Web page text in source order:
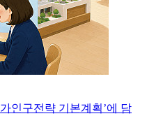
인구전략 기본계획’에 담